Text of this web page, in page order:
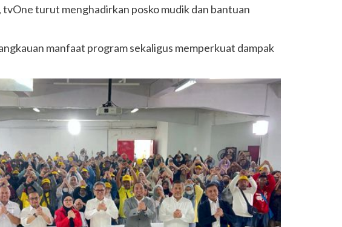
turut menghadirkan posko mudik dan bantuan
manfaat program sekaligus memperkuat dampak